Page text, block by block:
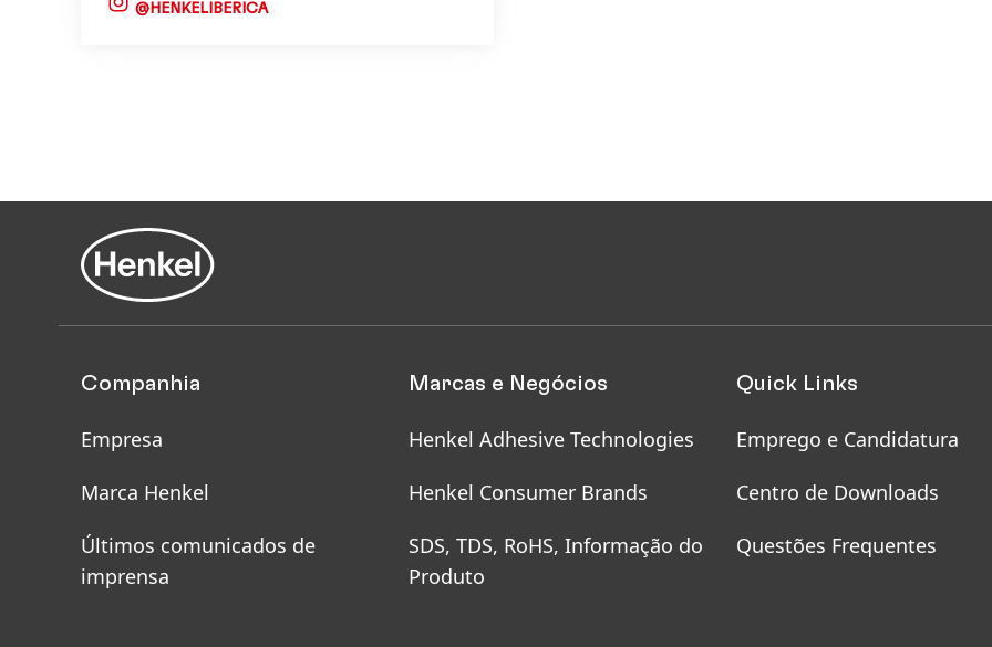
@HENKELIBERICA
Companhia
Empresa
Marca Henkel
Últimos comunicados de
imprensa
Marcas e Negócios
Henkel Adhesive Technologies
Henkel Consumer Brands
SDS, TDS, RoHS, Informação do
Produto
Quick Links
Emprego e Candidatura
Centro de Downloads
Questões Frequentes